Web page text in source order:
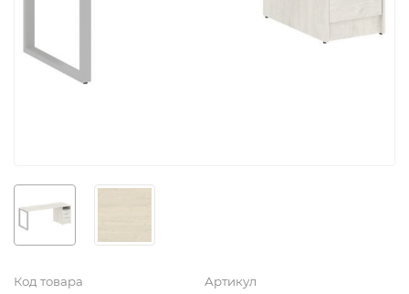
Код товара Артикул